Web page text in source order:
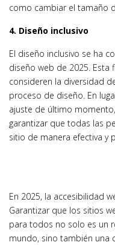
como cambiar el tamaño
4. Diseño inclusivo
El diseño inclusivo se ha
diseño web de 2025. Esta
consideren la diversidad
proceso de diseño. En
ajuste de último
garantizar que todas las
sitio de manera efectiva y
En 2025, la accesibilidad
Garantizar que los sitios
para todos no solo es un
mundo, sino también una